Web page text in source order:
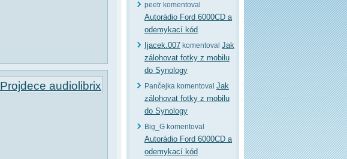
Projdece audiolibrix
peetr komentoval
Autorádio Ford 6000CD a
odemykací kód
Ijacek.007 komentoval Jak
zálohovat fotky z mobilu
do Synology
Pančejka komentoval Jak
zálohovat fotky z mobilu
do Synology
Big_G komentoval
Autorádio Ford 6000CD a
odemykací kód